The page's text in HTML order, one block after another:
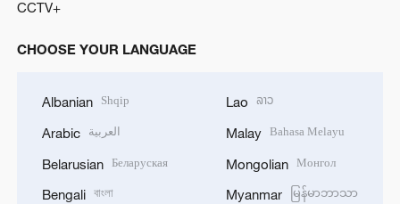
CCTV+
CHOOSE YOUR LANGUAGE
Albanian Shqip
Arabic العربية
Belarusian Беларуская
Bengali বাংলা
Lao ລາວ
Malay Bahasa Melayu
Mongolian Монгол
Myanmar မြန်မာဘာသာ